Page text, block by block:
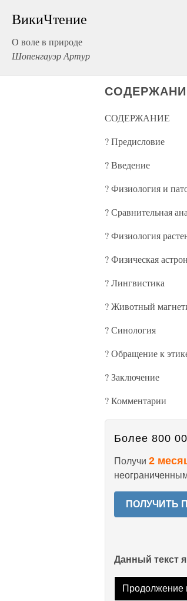
ВикиЧтение
О воле в природе
Шопенгауэр Артур
СОДЕРЖАНИЕ
? Предисловие
? Введение
? Физиология и
? Сравнительная
? Физиология
? Физическая
? Лингвистика
? Животный
? Синология
? Обращение к
? Заключение
? Комментарии
Более 800
Получи 2
ПОЛУЧИТЬ
Данный текст
Продолжение